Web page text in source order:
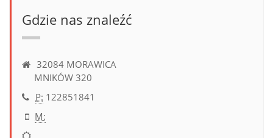
Gdzie nas znaleźć
32084 MORAWICA
MNIKÓW 320
P: 122851841
M: